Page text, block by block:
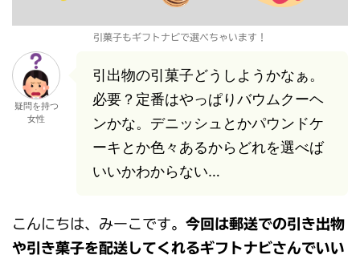
引菓子もギフトナビで選べちゃいます！
疑問を持つ
女性
引出物の引菓子どうしようかなぁ。
必要？定番はやっぱりバウムクーヘ
ンかな。デニッシュとかパウンドケ
ーキとか色々あるからどれを選べば
いいかわからない…
こんにちは、みーこです。 今回は郵送での引き出物
や引き菓子を配送してくれるギフトナビさんでいい